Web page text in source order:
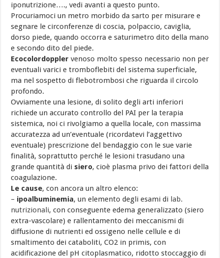
iponutrizione…., vedi avanti a questo punto.
Procuriamoci un metro morbido da sarto per misurare e
segnare le circonferenze di coscia, polpaccio, caviglia,
dorso piede, quando occorra e saturimetro dito della mano
e secondo dito del piede.
Ecocolordoppler venoso molto spesso necessario non per
eventuali varici e tromboflebiti del sistema superficiale,
ma nel sospetto di flebotrombosi che riguarda il circolo
profondo.
Ovviamente una lesione, di solito degli arti inferiori
richiede un accurato controllo del PAI per la terapia
sistemica, noi ci rivolgiamo a quella locale, con massima
accuratezza ad un’eventuale (ricordatevi l’aggettivo
eventuale) prescrizione del bendaggio con le sue varie
finalità, soprattutto perché le lesioni trasudano una
grande quantità di siero, cioè plasma privo dei fattori della
coagulazione.
Le cause, con ancora un altro elenco:
– ipoalbuminemia, un elemento degli esami di lab.
nutrizionali, con conseguente edema generalizzato (siero
extra-vascolare) e rallentamento dei meccanismi di
diffusione di nutrienti ed ossigeno nelle cellule e di
smaltimento dei cataboliti, CO2 in primis, con
acidificazione del pH citoplasmatico, ridotto stoccaggio di